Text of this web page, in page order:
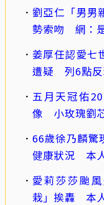
劉亞仁「男男
勢索吻 網：
姜厚任認愛七
遭疑 列6點反
五月天冠佑
像 小玫瑰劉
66歲徐乃麟驚
健康狀況 本
愛莉莎莎颱
栽」挨轟 本